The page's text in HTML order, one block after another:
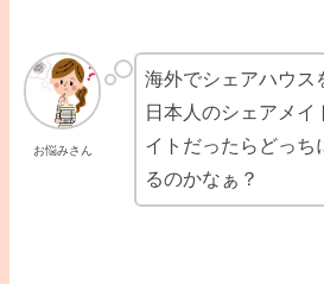
お悩みさん
海外でシェアハウス
日本人のシェアメイ
イトだったらどっち
るのかなぁ？